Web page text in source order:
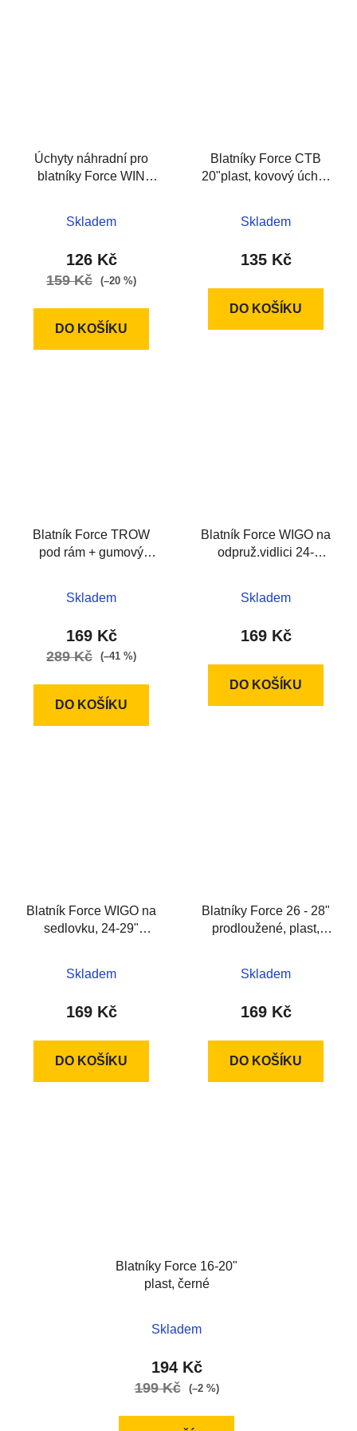
Úchyty náhradní pro
blatníky Force WIN
Skladem
126 Kč
159 Kč (–20 %)
DO KOŠÍKU
Blatníky Force CTB
20"plast, kovový úchyt,
Skladem
135 Kč
DO KOŠÍKU
Blatník Force TROW
pod rám + gumový
Skladem
169 Kč
289 Kč (–41 %)
DO KOŠÍKU
Blatník Force WIGO na
odpruž.vidlici 24-
Skladem
169 Kč
DO KOŠÍKU
Blatník Force WIGO na
sedlovku, 24-29"
Skladem
169 Kč
DO KOŠÍKU
Blatníky Force 26 - 28"
prodloužené, plast,
Skladem
169 Kč
DO KOŠÍKU
Blatníky Force 16-20"
plast, černé
Skladem
194 Kč
199 Kč (–2 %)